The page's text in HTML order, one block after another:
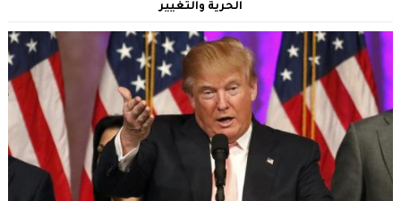
الحرية والتغيير